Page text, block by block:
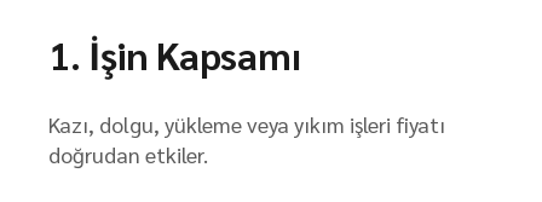
1. İşin Kapsamı
Kazı, dolgu, yükleme veya yıkım işleri fiyatı
doğrudan etkiler.